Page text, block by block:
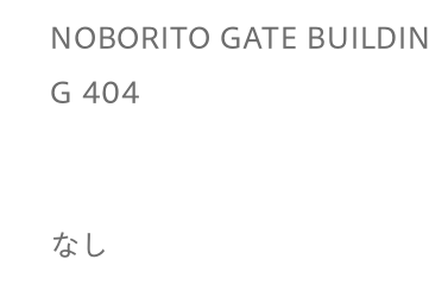
NOBORITO GATE BUILDIN
G 404
なし